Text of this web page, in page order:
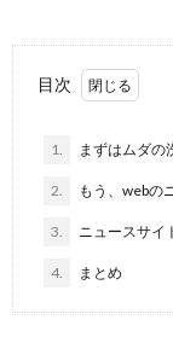
目次
1. まずはムダの
2. もう、webの
3. ニュースサイ
4. まとめ